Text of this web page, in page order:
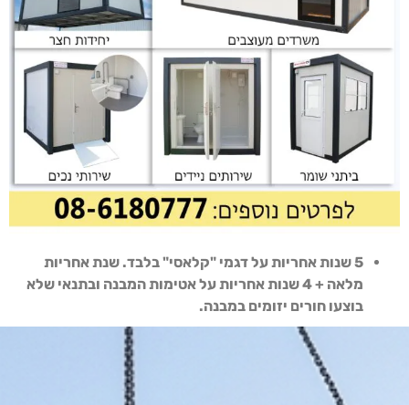
5 שנות אחריות על דגמי "קלאסי" בלבד. שנת אחריות
מלאה + 4 שנות אחריות על אטימות המבנה ובתנאי שלא
בוצעו חורים יזומים במבנה.